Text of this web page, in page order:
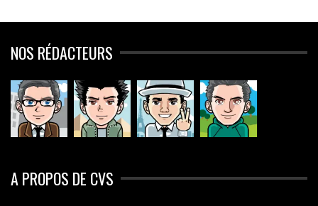
NOS RÉDACTEURS
A PROPOS DE CVS